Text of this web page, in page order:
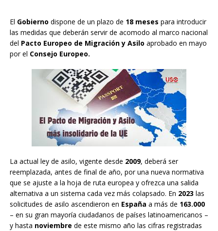
El Gobierno dispone de un plazo de 18 meses para introducir
las medidas que deberán servir de acomodo al marco nacional
del Pacto Europeo de Migración y Asilo aprobado en mayo
por el Consejo Europeo.
La actual ley de asilo, vigente desde 2009, deberá ser
reemplazada, antes de final de año, por una nueva normativa
que se ajuste a la hoja de ruta europea y ofrezca una salida
alternativa a un sistema cada vez más colapsado. En 2023 las
solicitudes de asilo ascendieron en España a más de 163.000
– en su gran mayoría ciudadanos de países latinoamericanos –
y hasta noviembre de este mismo año las cifras registradas